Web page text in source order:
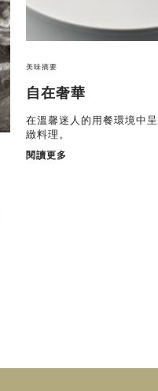
美味摘要
自在奢華
在溫馨迷人的用餐環境中
緻料理。
閱讀更多